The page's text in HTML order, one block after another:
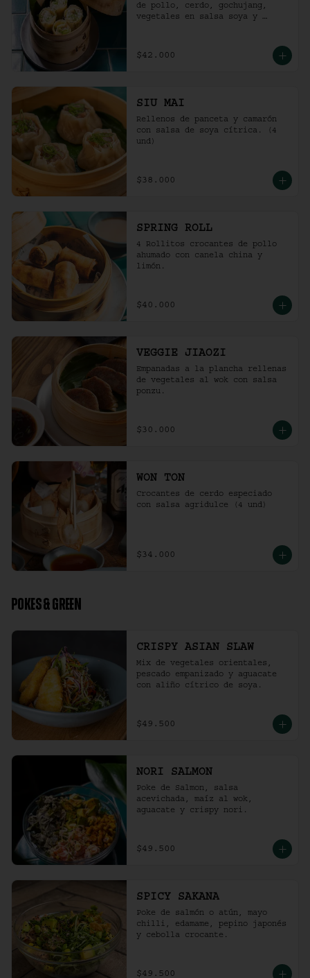
de pollo, cerdo, gochujang,
vegetales en salsa soya y
$42.000
SIU MAI
Rellenos de panceta y camarón
con salsa de soya cítrica. (4
und)
$38.000
SPRING ROLL
4 Rollitos crocantes de pollo
ahumado con canela china y
limón.
$40.000
VEGGIE JIAOZI
Empanadas a la plancha rellenas
de vegetales al wok con salsa
ponzu.
$30.000
WON TON
Crocantes de cerdo especiado
con salsa agridulce (4 und)
$34.000
POKES & GREEN
CRISPY ASIAN SLAW
Mix de vegetales orientales,
pescado empanizado y aguacate
con aliño cítrico de soya.
$49.500
NORI SALMON
Poke de Salmon, salsa
acevichada, maíz al wok,
aguacate y crispy nori.
$49.500
SPICY SAKANA
Poke de salmón o atún, mayo
chilli, edamame, pepino japonés
y cebolla crocante.
$49.500